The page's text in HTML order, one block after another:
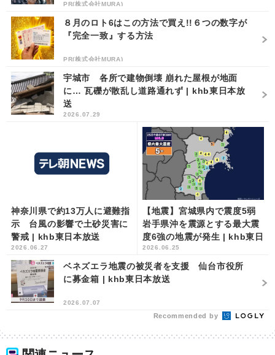
PR(株式会社MURA)
８月のロト6はこの方法で買え!!６つの数字が
『完全一致』する方法
PR(株式会社MURA)
宇城市 各所で建物倒壊 崩れた屋根が地面
に… 瓦礫が散乱し道路通れず | khb東日本放
送
2026.07.29
神奈川県で約13万人に避難指
示 台風の影響で土砂災害に
警戒 | khb東日本放送
2026.06.27
【地震】宮城県内で震度5弱
岩手県沖を震源とする最大震
度6強の地震が発生 | khb東日
本放送
2026.06.25
ベネズエラ地震の被災者を支援 仙台市役所
に募金箱 | khb東日本放送
2026.07.07
Recommended by